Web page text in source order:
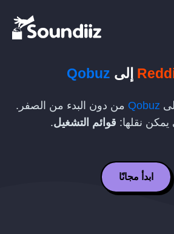
إلى Qobuz
Qobuz من دون البدء من الصفر.
يمكن نقلها: قوائم التشغيل.
ابدأ مجانًا